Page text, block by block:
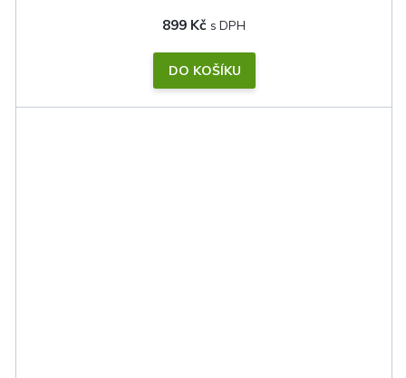
899 Kč
DO KOŠÍKU